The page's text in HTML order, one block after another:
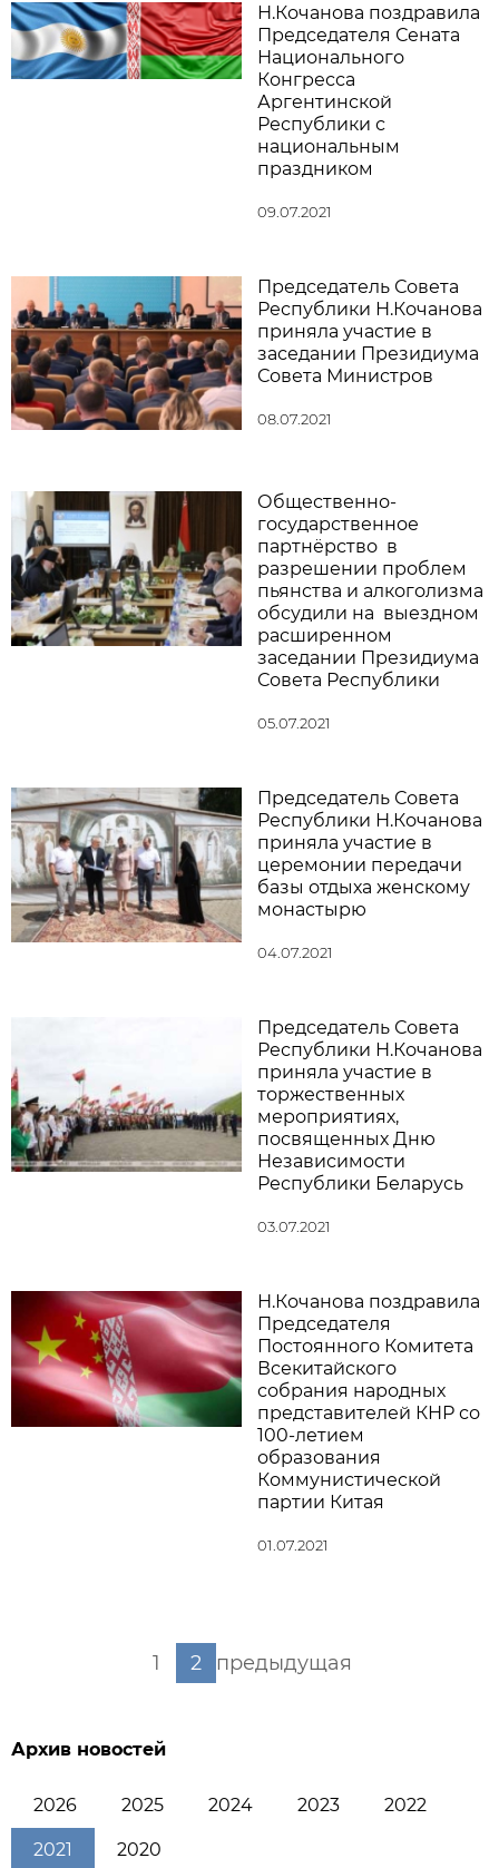
Н.Кочанова поздравила
Председателя Сената
Национального
Конгресса
Аргентинской
Республики с
национальным
праздником
09.07.2021
Председатель Совета
Республики Н.Кочанова
приняла участие в
заседании Президиума
Совета Министров
08.07.2021
Общественно-
государственное
партнёрство в
разрешении проблем
пьянства и алкоголизма
обсудили на выездном
расширенном
заседании Президиума
Совета Республики
05.07.2021
Председатель Совета
Республики Н.Кочанова
приняла участие в
церемонии передачи
базы отдыха женскому
монастырю
04.07.2021
Председатель Совета
Республики Н.Кочанова
приняла участие в
торжественных
мероприятиях,
посвященных Дню
Независимости
Республики Беларусь
03.07.2021
Н.Кочанова поздравила
Председателя
Постоянного Комитета
Всекитайского
собрания народных
представителей КНР со
100-летием
образования
Коммунистической
партии Китая
01.07.2021
предыдущая
1 2
Архив новостей
2026 2025 2024 2023 2022
2021 2020